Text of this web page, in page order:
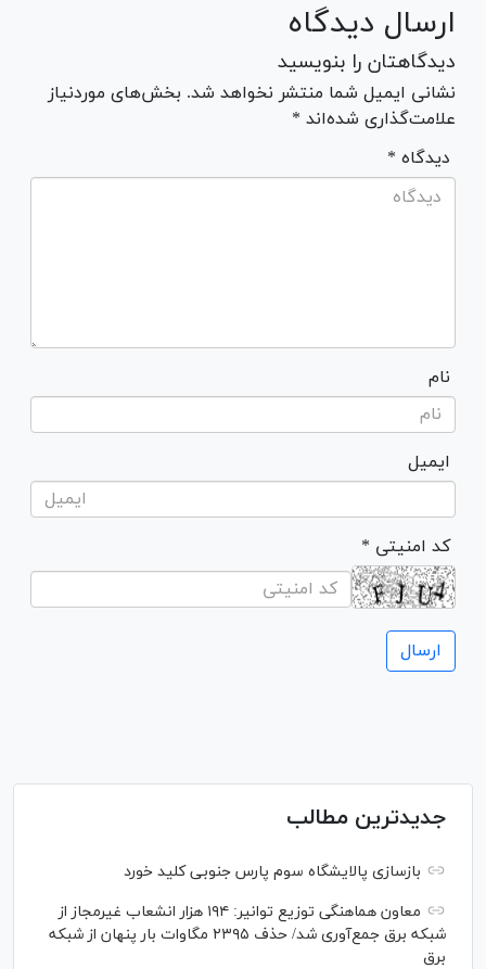
ارسال دیدگاه
دیدگاهتان را بنویسید
نشانی ایمیل شما منتشر نخواهد شد. بخش‌های موردنیاز
علامت‌گذاری شده‌اند *
* دیدگاه
نام
ایمیل
* کد امنیتی
جدیدترین مطالب
بازسازی پالایشگاه سوم پارس جنوبی کلید خورد
معاون هماهنگی توزیع توانیر: ۱۹۴ هزار انشعاب غیرمجاز از
شبکه برق جمع‌آوری شد/ حذف ۲۳۹۵ مگاوات بار پنهان از شبکه
برق